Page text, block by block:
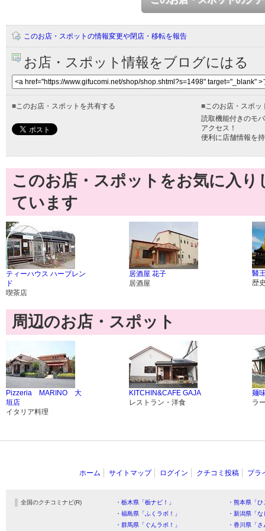
このお店・スポットの情報変更や閉店・移転を報告
お店・スポット情報をブログにはる
■このお店・スポットを共有する ■このお店・スポッ
読取機能付きのモ
アクセス！
便利に店舗情報を
このお店・スポットをお気に入
ています
ティーハウス ハーブレン
ド
喫茶店
居酒屋 花子
居酒屋
醫
歴
周辺のお店・スポット
Pizzeria MARINO 大
垣店
イタリア料理
KITCHIN&CAFE GAJA
レストラン・洋食
麺
ラ
ホーム サイトマップ ログイン クチコミ投稿 プラ
全国のクチコミナビ(R) ・栃木県「栃ナビ！」
・熊本県「
・福島県「ふくラボ！」
・新潟県「
・群馬県「ぐんラボ！」
・香川県「